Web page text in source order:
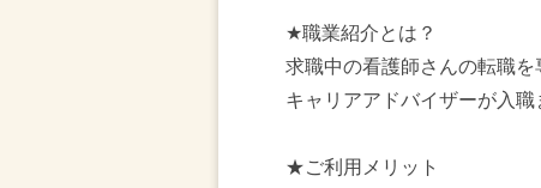
★職業紹介とは？
求職中の看護師さんの転職を
キャリアアドバイザーが入職
★ご利用メリット